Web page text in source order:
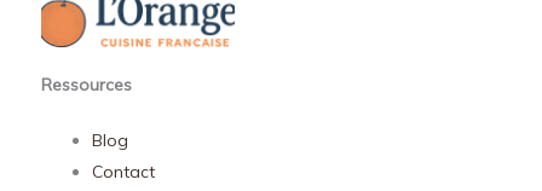
Ressources
Blog
Contact